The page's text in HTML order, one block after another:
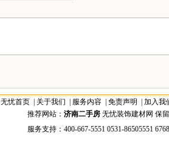
无忧首页 关于我们 服务内容 免责声明
加入我
推荐网站： 济南二手房 无忧装饰建材网 保
服务支持：400-667-5551 0531-86505551